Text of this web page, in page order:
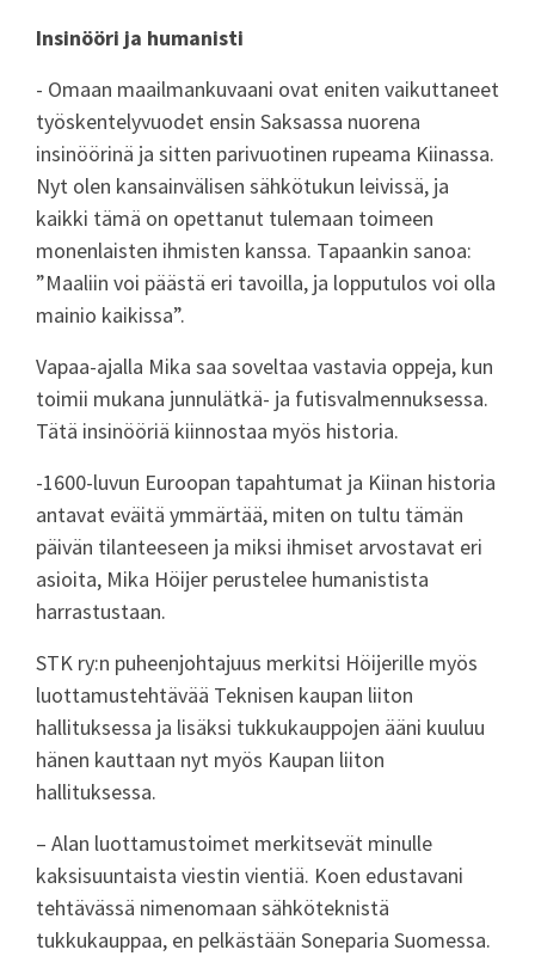
Insinööri ja humanisti
- Omaan maailmankuvaani ovat eniten vaikuttaneet
työskentelyvuodet ensin Saksassa nuorena
insinöörinä ja sitten parivuotinen rupeama Kiinassa.
Nyt olen kansainvälisen sähkötukun leivissä, ja
kaikki tämä on opettanut tulemaan toimeen
monenlaisten ihmisten kanssa. Tapaankin sanoa:
”Maaliin voi päästä eri tavoilla, ja lopputulos voi olla
mainio kaikissa”.
Vapaa-ajalla Mika saa soveltaa vastavia oppeja, kun
toimii mukana junnulätkä- ja futisvalmennuksessa.
Tätä insinööriä kiinnostaa myös historia.
-1600-luvun Euroopan tapahtumat ja Kiinan historia
antavat eväitä ymmärtää, miten on tultu tämän
päivän tilanteeseen ja miksi ihmiset arvostavat eri
asioita, Mika Höijer perustelee humanistista
harrastustaan.
STK ry:n puheenjohtajuus merkitsi Höijerille myös
luottamustehtävää Teknisen kaupan liiton
hallituksessa ja lisäksi tukkukauppojen ääni kuuluu
hänen kauttaan nyt myös Kaupan liiton
hallituksessa.
– Alan luottamustoimet merkitsevät minulle
kaksisuuntaista viestin vientiä. Koen edustavani
tehtävässä nimenomaan sähköteknistä
tukkukauppaa, en pelkästään Soneparia Suomessa.